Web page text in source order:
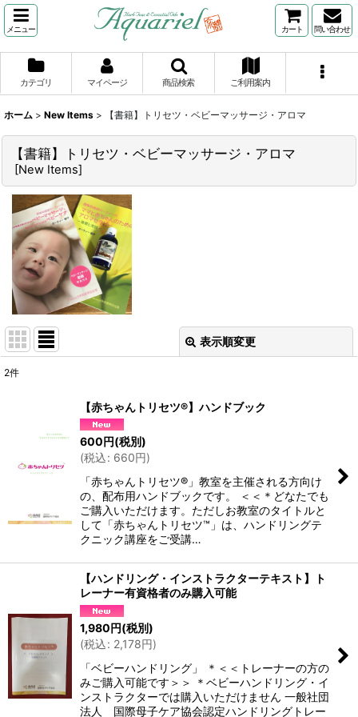
メニュー カート 問い合わせ
カテゴリ マイページ 商品検索 ご利用案内
ホーム > New Items > 【書籍】トリセツ・ベビーマッサージ・アロマ
【書籍】トリセツ・ベビーマッサージ・アロマ
[New Items]
表示順変更
並び順:
2件
【赤ちゃんトリセツ®】ハンドブック
600円(税別)
(税込: 660円)
「赤ちゃんトリセツ®」教室を主催される方向け
の、配布用ハンドブックです。 ＜＜＊どなたでも
ご購入いただけます。ただしお教室のタイトルと
して「赤ちゃんトリセツ™」は、ハンドリングテ
クニック講座をご受講…
【ハンドリング・インストラクターテキスト】ト
レーナー有資格者のみ購入可能
1,980円(税別)
(税込: 2,178円)
「ベビーハンドリング」 ＊＜＜トレーナーの方の
みご購入可能です＞＞ ＊ベビーハンドリング・イ
ンストラクターでは購入いただけません 一般社団
法人 国際母子ケア協会認定ハンドリングトレー